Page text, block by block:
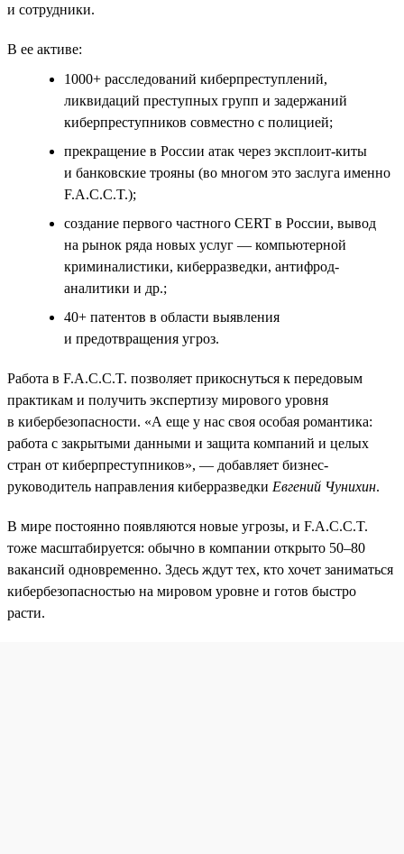
и сотрудники.
В ее активе:
1000+ расследований киберпреступлений,
ликвидаций преступных групп и задержаний
киберпреступников совместно с полицией;
прекращение в России атак через эксплоит-киты
и банковские трояны (во многом это заслуга именно
F.A.C.C.T.);
создание первого частного СERT в России, вывод
на рынок ряда новых услуг — компьютерной
криминалистики, киберразведки, антифрод-
аналитики и др.;
40+ патентов в области выявления
и предотвращения угроз.
Работа в F.A.C.C.T. позволяет прикоснуться к передовым
практикам и получить экспертизу мирового уровня
в кибербезопасности. «А еще у нас своя особая романтика:
работа с закрытыми данными и защита компаний и целых
стран от киберпреступников», — добавляет бизнес-
руководитель направления киберразведки Евгений Чунихин.
В мире постоянно появляются новые угрозы, и F.A.C.C.T.
тоже масштабируется: обычно в компании открыто 50–80
вакансий одновременно. Здесь ждут тех, кто хочет заниматься
кибербезопасностью на мировом уровне и готов быстро
расти.